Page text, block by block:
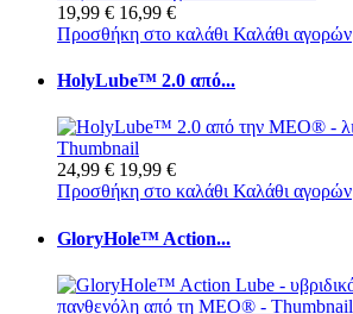
19,99 € 16,99 €
Προσθήκη στο καλάθι Καλάθι αγορών
HolyLube™ 2.0 από...
24,99 € 19,99 €
Προσθήκη στο καλάθι Καλάθι αγορών
GloryHole™ Action...